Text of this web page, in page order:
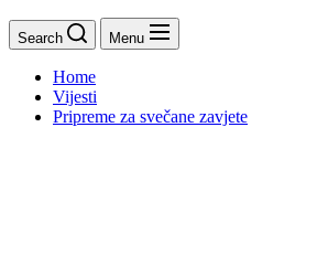
Search Menu
Home
Vijesti
Pripreme za svečane zavjete